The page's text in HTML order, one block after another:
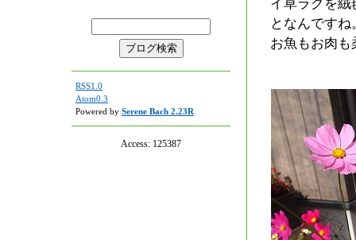
RSS1.0
Atom0.3
Powered by Serene Bach 2.23R
Access: 125387
イ草ラグを
となんです
お魚もお肉